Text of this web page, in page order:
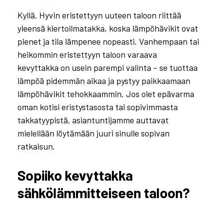
Kyllä. Hyvin eristettyyn uuteen taloon riittää
yleensä kiertoilmatakka, koska lämpöhävikit ovat
pienet ja tila lämpenee nopeasti. Vanhempaan tai
heikommin eristettyyn taloon varaava
kevyttakka on usein parempi valinta – se tuottaa
lämpöä pidemmän aikaa ja pystyy paikkaamaan
lämpöhävikit tehokkaammin. Jos olet epävarma
oman kotisi eristystasosta tai sopivimmasta
takkatyypistä, asiantuntijamme auttavat
mielellään löytämään juuri sinulle sopivan
ratkaisun.
Sopiiko kevyttakka
sähkölämmitteiseen taloon?